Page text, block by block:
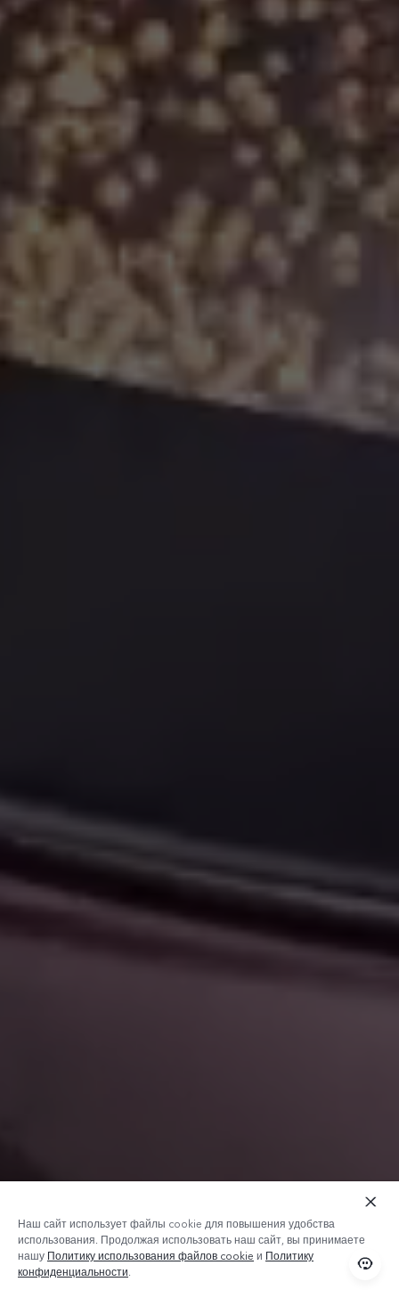
Наш сайт использует файлы cookie для повышения удобства
использования. Продолжая использовать наш сайт, вы принимаете
нашу Политику использования файлов cookie и Политику
конфиденциальности.